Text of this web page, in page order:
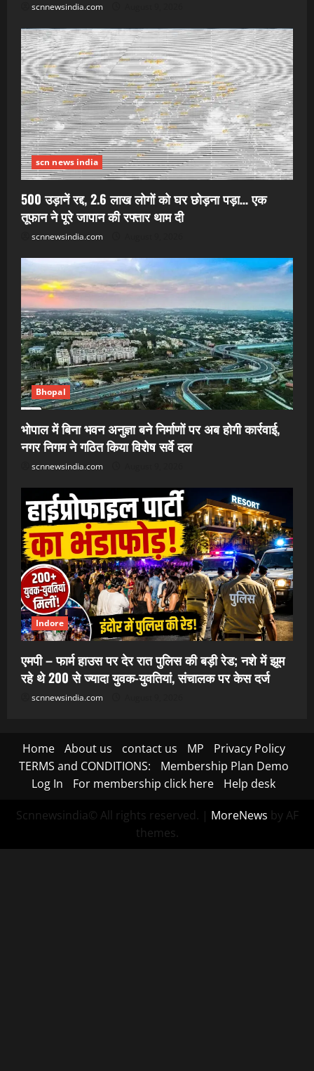
scnnewsindia.com
scn news india
500 उड़ानें रद्द, 2.6 लाख लोगों को घर छोड़ना पड़ा… एक
तूफान ने पूरे जापान की रफ्तार थाम दी
scnnewsindia.com
Bhopal
भोपाल में बिना भवन अनुज्ञा बने निर्माणों पर अब होगी कार्रवाई,
नगर निगम ने गठित किया विशेष सर्वे दल
scnnewsindia.com
Indore
एमपी – फार्म हाउस पर देर रात पुलिस की बड़ी रेड; नशे में झूम
रहे थे 200 से ज्यादा युवक-युवतियां, संचालक पर केस दर्ज
scnnewsindia.com
Home About us contact us MP
Privacy Policy
TERMS and CONDITIONS:
Membership Plan Demo
Log In
For membership click here Help desk
Scnnewsindia© All rights reserved. | MoreNews by AF
themes.